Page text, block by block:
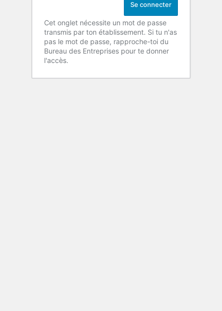
Cet onglet nécessite un mot de passe
transmis par ton établissement. Si tu n'as
pas le mot de passe, rapproche-toi du
Bureau des Entreprises pour te donner
l'accès.